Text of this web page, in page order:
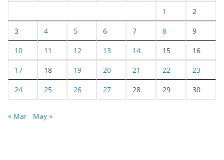
1 2
3 4 5 6 7 8 9
10 11 12 13 14 15 16
17 18 19 20 21 22 23
24 25 26 27 28 29 30
« Mar May »